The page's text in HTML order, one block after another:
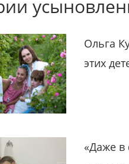
Ольга
этих
«Даже